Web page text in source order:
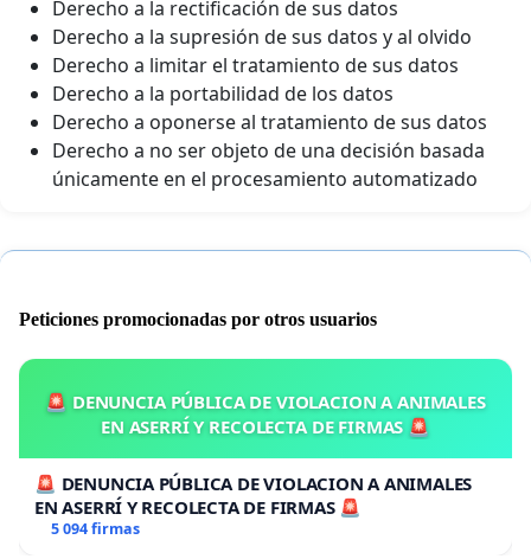
Derecho a la rectificación de sus datos
Derecho a la supresión de sus datos y al olvido
Derecho a limitar el tratamiento de sus datos
Derecho a la portabilidad de los datos
Derecho a oponerse al tratamiento de sus datos
Derecho a no ser objeto de una decisión basada
únicamente en el procesamiento automatizado
Peticiones promocionadas por otros usuarios
🚨 DENUNCIA PÚBLICA DE VIOLACION A ANIMALES
EN ASERRÍ Y RECOLECTA DE FIRMAS 🚨
🚨 DENUNCIA PÚBLICA DE VIOLACION A ANIMALES
EN ASERRÍ Y RECOLECTA DE FIRMAS 🚨
5 094 firmas